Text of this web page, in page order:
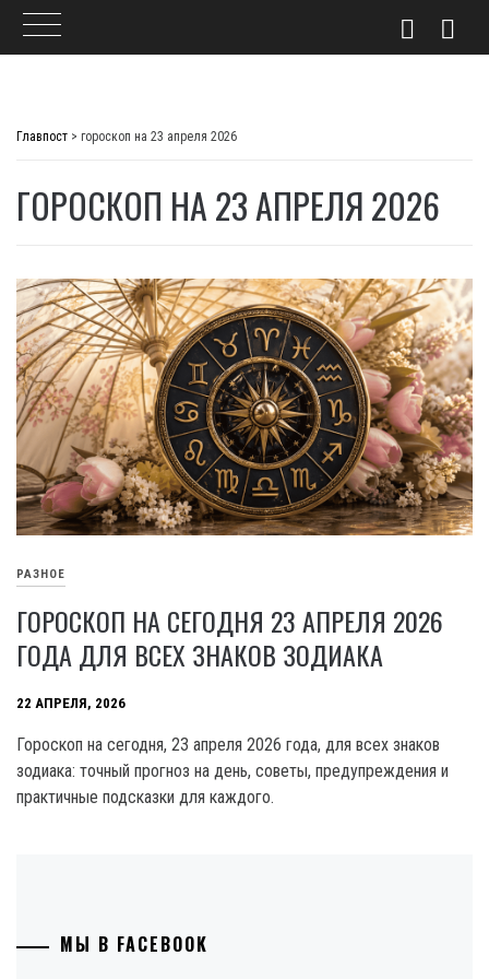
Главпост > гороскоп на 23 апреля 2026
ГОРОСКОП НА 23 АПРЕЛЯ 2026
РАЗНОЕ
ГОРОСКОП НА СЕГОДНЯ 23 АПРЕЛЯ 2026
ГОДА ДЛЯ ВСЕХ ЗНАКОВ ЗОДИАКА
22 АПРЕЛЯ, 2026
Гороскоп на сегодня, 23 апреля 2026 года, для всех знаков
зодиака: точный прогноз на день, советы, предупреждения и
практичные подсказки для каждого.
МЫ В FACEBOOK